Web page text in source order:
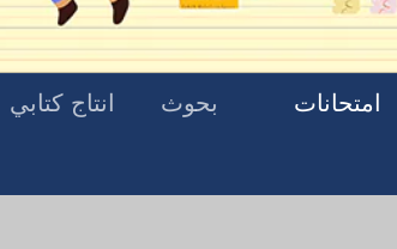
امتحانات بحوث انتاج كتابي